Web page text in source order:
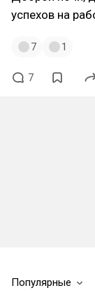
успехов на
7 1
7
Популярные